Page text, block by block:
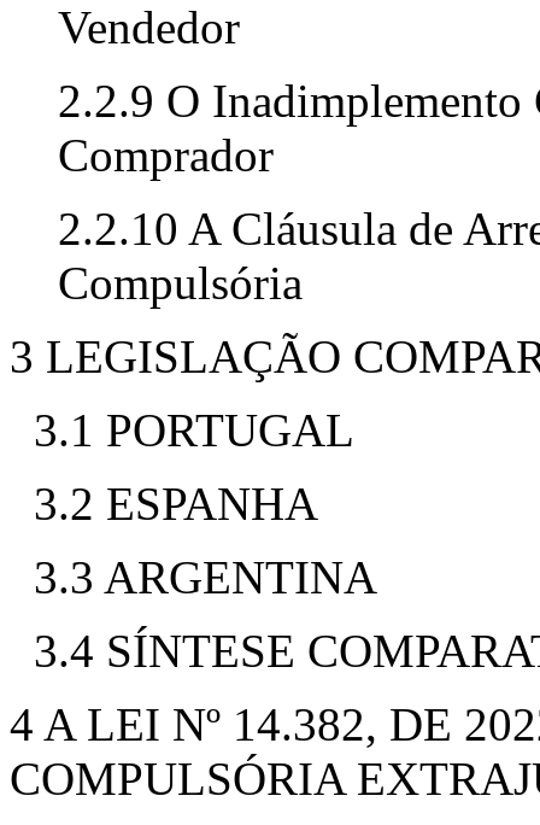
Vendedor
2.2.9 O
Comprador
2.2.10 A Cláusula de
Compulsória
3 LEGISLAÇÃO
3.1 PORTUGAL
3.2 ESPANHA
3.3 ARGENTINA
3.4 SÍNTESE
4 A LEI Nº 14.382, DE
COMPULSÓRIA